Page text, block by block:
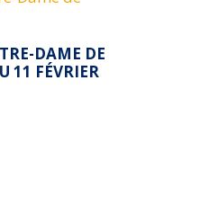
DAME DE
11 FÉVRIER